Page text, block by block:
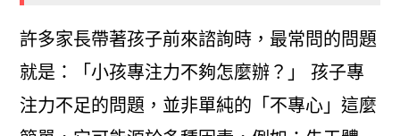
許多家長帶著孩子前來諮詢時，最常問的問題
就是：「小孩專注力不夠怎麼辦？」 孩子專
注力不足的問題，並非單純的「不專心」這麼